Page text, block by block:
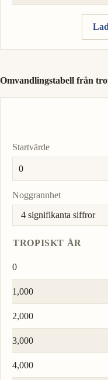
Omvandlingstabell från
Startvärde
Noggrannhet
TROPISKT ÅR
0
1,000
2,000
3,000
4,000